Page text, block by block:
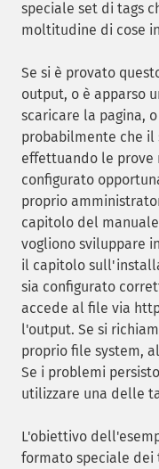
speciale set di tags
moltitudine di cose
Se si è provato
output, o è apparso
scaricare la pagina,
probabilmente che il
effettuando le prove
configurato
proprio
capitolo del
vogliono sviluppare
il capitolo
sia configurato
accede al file via
l'output. Se si
proprio file system,
Se i problemi
utilizzare una delle
L'obiettivo
formato speciale dei